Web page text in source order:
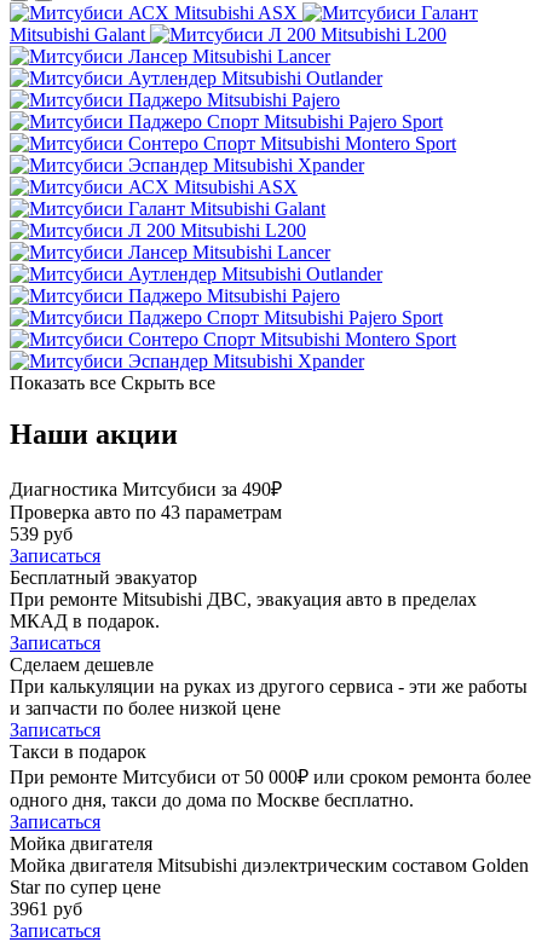
Mitsubishi ASX
Mitsubishi Galant
Mitsubishi L200
Mitsubishi Lancer
Mitsubishi Outlander
Mitsubishi Pajero
Mitsubishi Pajero Sport
Mitsubishi Montero Sport
Mitsubishi Xpander
Mitsubishi ASX
Mitsubishi Galant
Mitsubishi L200
Mitsubishi Lancer
Mitsubishi Outlander
Mitsubishi Pajero
Mitsubishi Pajero Sport
Mitsubishi Montero Sport
Mitsubishi Xpander
Показать все Скрыть все
Наши акции
Диагностика Митсубиси за 490₽
Проверка авто по 43 параметрам
539 руб
Записаться
Бесплатный эвакуатор
При ремонте Mitsubishi ДВС, эвакуация авто в пределах
МКАД в подарок.
Записаться
Сделаем дешевле
При калькуляции на руках из другого сервиса - эти же работы
и запчасти по более низкой цене
Записаться
Такси в подарок
При ремонте Митсубиси от 50 000₽ или сроком ремонта более
одного дня, такси до дома по Москве бесплатно.
Записаться
Мойка двигателя
Мойка двигателя Mitsubishi диэлектрическим составом Golden
Star по супер цене
3961 руб
Записаться